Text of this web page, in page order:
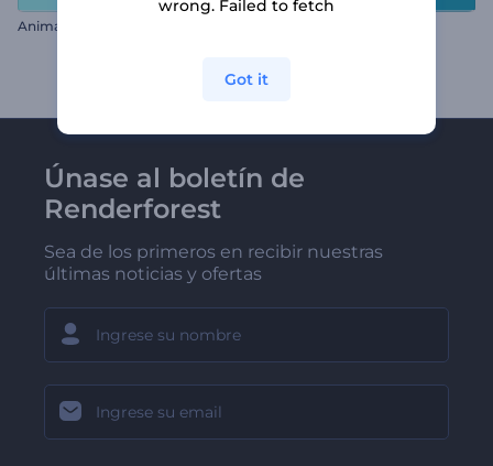
Animación Día del Padre
Únase al boletín de
Renderforest
Sea de los primeros en recibir nuestras
últimas noticias y ofertas
wrong. Failed to fetch
Got it